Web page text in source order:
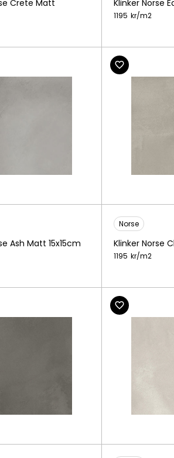
Crete Matt
Klinker Norse
1195 kr/m2
Ash Matt 15x15cm
Norse
Klinker Norse
1195 kr/m2